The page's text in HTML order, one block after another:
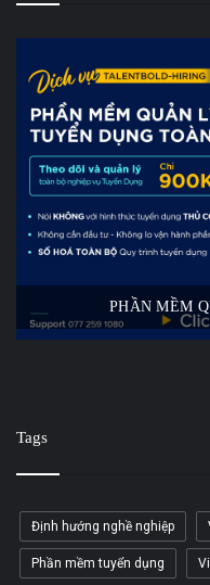
PHẦN MỀM
Tags
Định hướng nghề nghiệp
Phần mềm tuyển dụng